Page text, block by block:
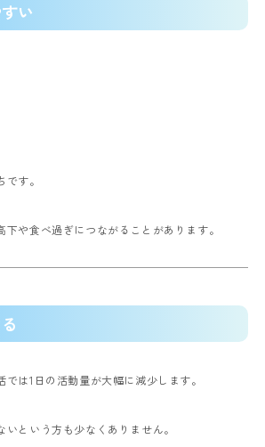
い
す。
下や食べ過ぎにつながることがあります。
は1日の活動量が大幅に減少します。
という方も少なくありません。